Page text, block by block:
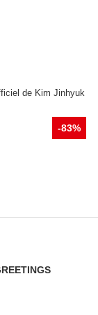
de Kim Jinhyuk
-83%